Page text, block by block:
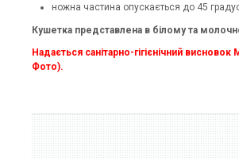
ножна частина опускається до 45
Кушетка представлена ​​в білому та
Надається санітарно-гігієнічний
Фото).